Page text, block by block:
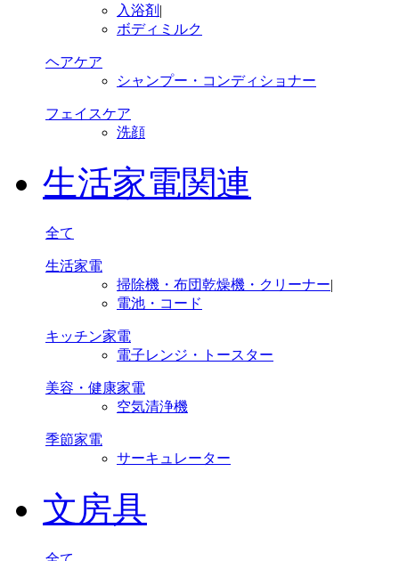
入浴剤 |
ボディミルク
ヘアケア
シャンプー・コンディショナー
フェイスケア
洗顔
生活家電関連
全て
生活家電
掃除機・布団乾燥機・クリーナー|
電池・コード
キッチン家電
電子レンジ・トースター
美容・健康家電
空気清浄機
季節家電
サーキュレーター
文房具